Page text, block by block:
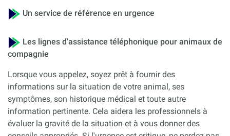
Un service de référence en urgence
Les lignes d'assistance téléphonique pour animaux de
compagnie
Lorsque vous appelez, soyez prêt à fournir des
informations sur la situation de votre animal, ses
symptômes, son historique médical et toute autre
information pertinente. Cela aidera les professionnels à
évaluer la gravité de la situation et à vous donner des